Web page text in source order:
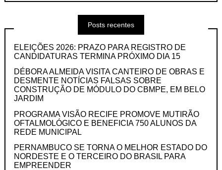
Posts recentes
ELEIÇÕES 2026: PRAZO PARA REGISTRO DE
CANDIDATURAS TERMINA PRÓXIMO DIA 15
DÉBORA ALMEIDA VISITA CANTEIRO DE OBRAS E
DESMENTE NOTÍCIAS FALSAS SOBRE
CONSTRUÇÃO DE MÓDULO DO CBMPE, EM BELO
JARDIM
PROGRAMA VISÃO RECIFE PROMOVE MUTIRÃO
OFTALMOLÓGICO E BENEFICIA 750 ALUNOS DA
REDE MUNICIPAL
PERNAMBUCO SE TORNA O MELHOR ESTADO DO
NORDESTE E O TERCEIRO DO BRASIL PARA
EMPREENDER